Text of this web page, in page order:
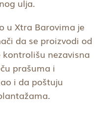
ulja.
u Xtra Barovima je
da se proizvodi od
nezavisna
prašuma i
i da poštuju